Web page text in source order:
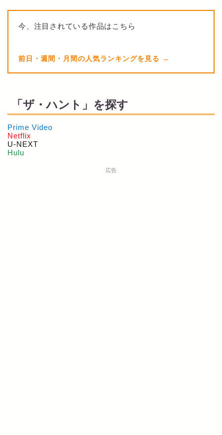
今、注目されている作品はこちら
前日・週間・月間の人気ランキングを見る
「ザ・ハント」を探す
Prime Video
Netflix
U-NEXT
Hulu
広告